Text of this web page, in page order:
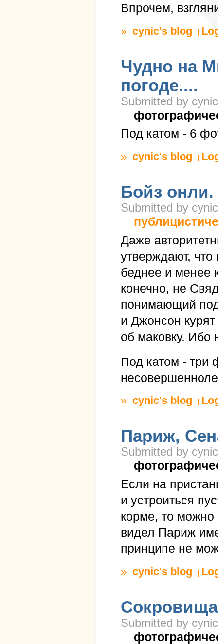
Впрочем,
» cynic's blog
Чудно на
погоде....
Submitted by
Под катом - 6
» cynic's blog
Бойз онли.
Submitted by
Даже
утверждают, что
беднее и менее
конечно, не
понимающий под
и Джонсон
об маковку. Ибо
Под катом - три
» cynic's blog
Париж,
Submitted by
Если на
и устроиться
корме, то
видел Париж
принципе не
» cynic's blog
Submitted by